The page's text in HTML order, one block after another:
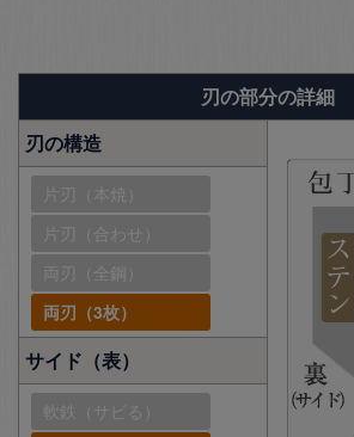
刃の部分の詳細
刃の構造
片刃（本焼）
片刃（合わせ）
両刃（全鋼）
両刃（3枚）
サイド（表）
軟鉄（サビる）